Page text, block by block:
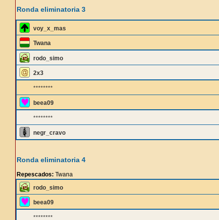
Ronda eliminatoria 3
voy_x_mas
Twana
rodo_simo
2x3
********
beea09
********
negr_cravo
Ronda eliminatoria 4
Repescados: Twana
rodo_simo
beea09
********